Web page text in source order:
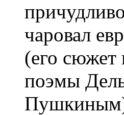
чаровал
(его сюжет
поэмы